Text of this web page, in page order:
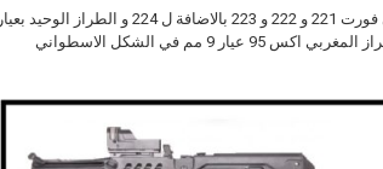
كما نرى في الصور تحت تصنع اربع نماذج في اكرانيا, و هي فورت 221 و 222 و 223 بالاضافة ل 224 و الطراز الوحيد بعيار
9 مم هو فورت 224, و هو تافور مايكرو و هو يختلف مع الطراز المغربي اكس 95 عيار 9 مم في الشكل الاسطواني